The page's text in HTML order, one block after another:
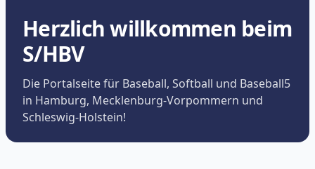
Herzlich willkommen beim
S/HBV
Die Portalseite für Baseball, Softball und Baseball5
in Hamburg, Mecklenburg-Vorpommern und
Schleswig-Holstein!